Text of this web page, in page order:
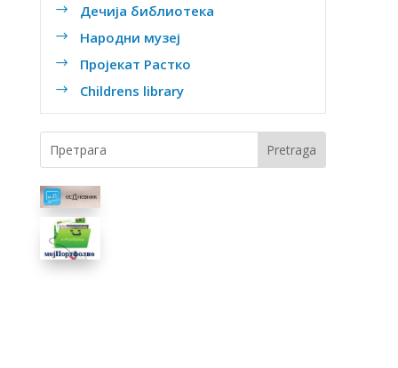
$ Дечија библиотека
$ Народни музеј
$ Пројекат Растко
$ Childrens library